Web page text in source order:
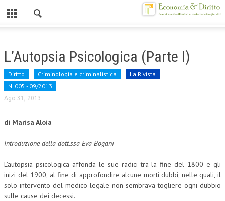
CHI SIAMO
MISSION
CONTATTI
CENTRO STUDI
ATTO COSTITUTIVO E STATUTO
ORGANIZZAZIONE
OBIETTIVI
L’Autopsia Psicologica (Parte I)
Diritto Criminologia e criminalistica
La Rivista
N. 005 - 09/2013
Ago 31, 2013
di Marisa Aloia
Introduzione della dott.ssa Eva Bogani
L’autopsia psicologica affonda le sue radici tra la fine del 1800 e gli
inizi del 1900, al fine di approfondire alcune morti dubbi, nelle quali, il
solo intervento del medico legale non sembrava togliere ogni dubbio
sulle cause dei decessi.